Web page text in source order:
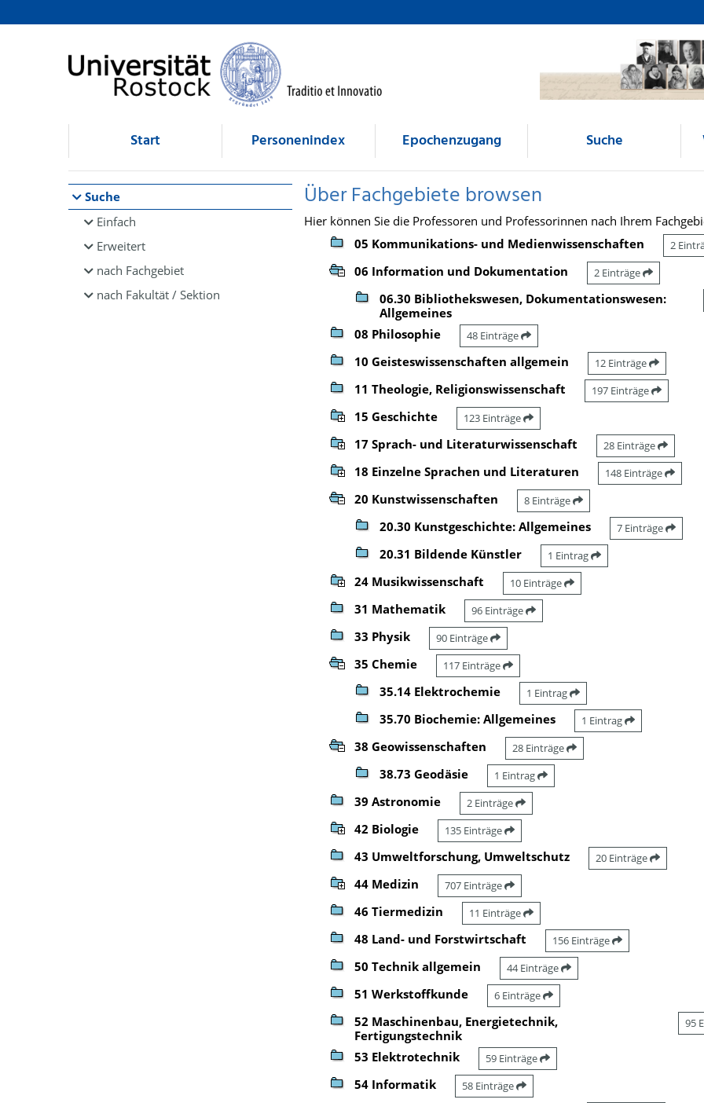
Browsen
direkt zum Inhalt
Start Personenindex Epochenzugang Suche
Suche
Einfach
Erweitert
nach Fachgebiet
nach Fakultät / Sektion
Über Fachgebiete browsen
Hier können Sie die Professoren und Professorinnen nach Ihrem
05 Kommunikations- und Medienwissenschaften
2
06 Information und Dokumentation 2 Einträge
06.30 Bibliothekswesen, Dokumentationswesen:
Allgemeines
08 Philosophie 48 Einträge
10 Geisteswissenschaften allgemein 12 Einträge
11 Theologie, Religionswissenschaft 197 Einträge
15 Geschichte 123 Einträge
17 Sprach- und Literaturwissenschaft 28 Einträge
18 Einzelne Sprachen und Literaturen 148 Einträge
20 Kunstwissenschaften 8 Einträge
20.30 Kunstgeschichte: Allgemeines 7 Einträge
20.31 Bildende Künstler 1 Eintrag
24 Musikwissenschaft 10 Einträge
31 Mathematik 96 Einträge
33 Physik 90 Einträge
35 Chemie 117 Einträge
35.14 Elektrochemie 1 Eintrag
35.70 Biochemie: Allgemeines 1 Eintrag
38 Geowissenschaften 28 Einträge
38.73 Geodäsie 1 Eintrag
39 Astronomie 2 Einträge
42 Biologie 135 Einträge
43 Umweltforschung, Umweltschutz 20 Einträge
44 Medizin 707 Einträge
46 Tiermedizin 11 Einträge
48 Land- und Forstwirtschaft 156 Einträge
50 Technik allgemein 44 Einträge
51 Werkstoffkunde 6 Einträge
52 Maschinenbau, Energietechnik,
Fertigungstechnik
95
53 Elektrotechnik 59 Einträge
54 Informatik 58 Einträge